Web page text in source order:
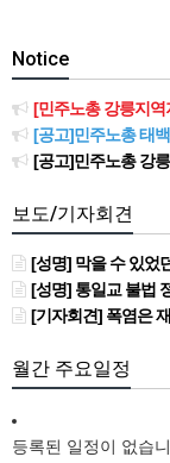
Notice
[민주노총 강릉지역지부
[공고]민주노총 태백
[공고]민주노총 강릉
보도/기자회견
[성명] 막을 수 있었던 죽음, HL만도
[성명] 통일교 불법
[기자회견] 폭염은 재난이다! 폭염
월간 주요일정
등록된 일정이 없습